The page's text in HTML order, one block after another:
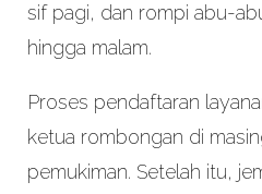
sif pagi, dan rompi abu-
hingga malam.
Proses pendaftaran
ketua rombongan di
pemukiman. Setelah itu,